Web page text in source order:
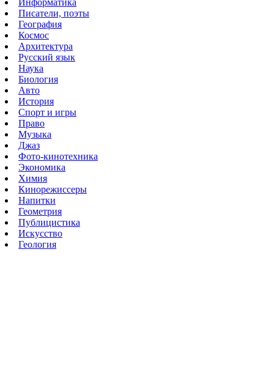
Информатика
Писатели, поэты
География
Космос
Архитектура
Русский язык
Наука
Биология
Авто
История
Спорт и игры
Право
Музыка
Джаз
Фото-кинотехника
Экономика
Химия
Кинорежиссеры
Напитки
Геометрия
Публицистика
Искусство
Геология